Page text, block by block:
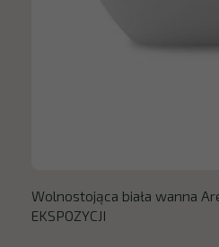
Wolnostojąca biała wanna
EKSPOZYCJI